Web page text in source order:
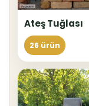
Ateş Tuğlası
26 ürün